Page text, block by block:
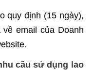
quy định (15 ngày),
email của Doanh
cầu sử dụng lao